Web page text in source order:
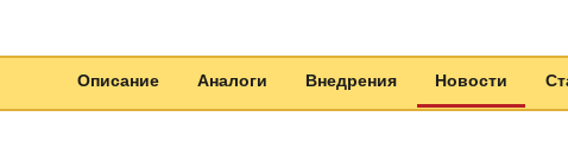
Описание Аналоги Внедрения Новости